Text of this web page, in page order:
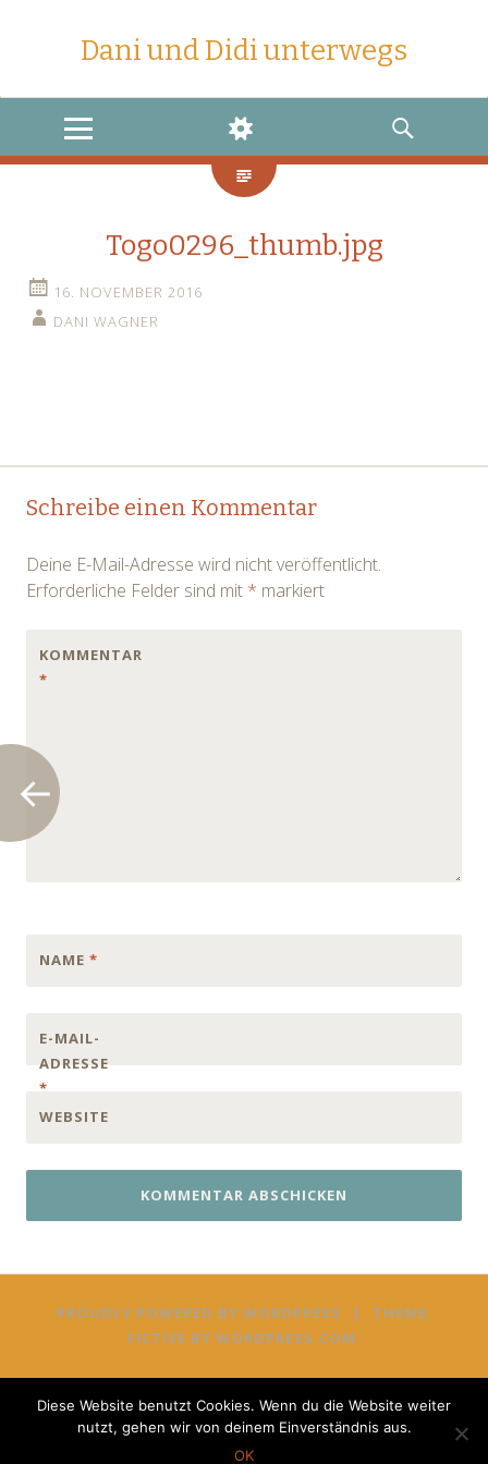
Dani und Didi unterwegs
MENU
WIDGETS
SEARCH
Togo0296_thumb.jpg
16. NOVEMBER 2016
DANI WAGNER
Post
Schreibe einen Kommentar
Deine E-Mail-Adresse wird nicht veröffentlicht.
Erforderliche Felder sind mit * markiert
KOMMENTAR
*
NAME *
E-MAIL-
ADRESSE
*
WEBSITE
PROUDLY POWERED BY WORDPRESS |
THEME:
FICTIVE BY WORDPRESS.COM.
Diese Website benutzt Cookies. Wenn du die Website weiter
nutzt, gehen wir von deinem Einverständnis aus.
OK